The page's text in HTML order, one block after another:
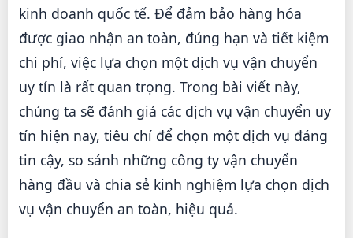
kinh doanh quốc tế. Để đảm bảo hàng hóa
được giao nhận an toàn, đúng hạn và tiết kiệm
chi phí, việc lựa chọn một dịch vụ vận chuyển
uy tín là rất quan trọng. Trong bài viết này,
chúng ta sẽ đánh giá các dịch vụ vận chuyển uy
tín hiện nay, tiêu chí để chọn một dịch vụ đáng
tin cậy, so sánh những công ty vận chuyển
hàng đầu và chia sẻ kinh nghiệm lựa chọn dịch
vụ vận chuyển an toàn, hiệu quả.